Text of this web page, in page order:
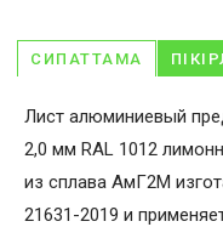
СИПАТТАМА
Лист алюминиевый
2,0 мм RAL 1012
из сплава АмГ2М
21631-2019 и